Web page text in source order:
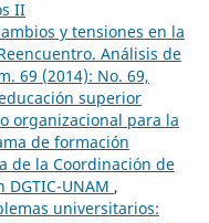
II
y tensiones en la
Análisis de
69 (2014): No. 69,
superior
organizacional para la
de formación
de la Coordinación de
UNAM ,
universitarios: